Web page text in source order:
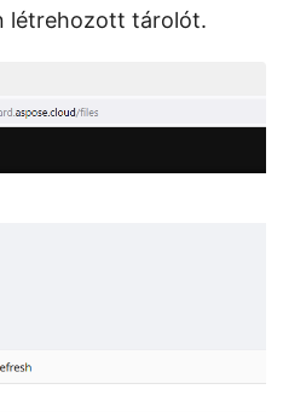
létrehozott tárolót.